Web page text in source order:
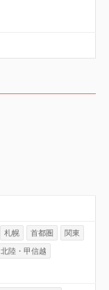
札幌 首都圏 関東
北陸・甲信越